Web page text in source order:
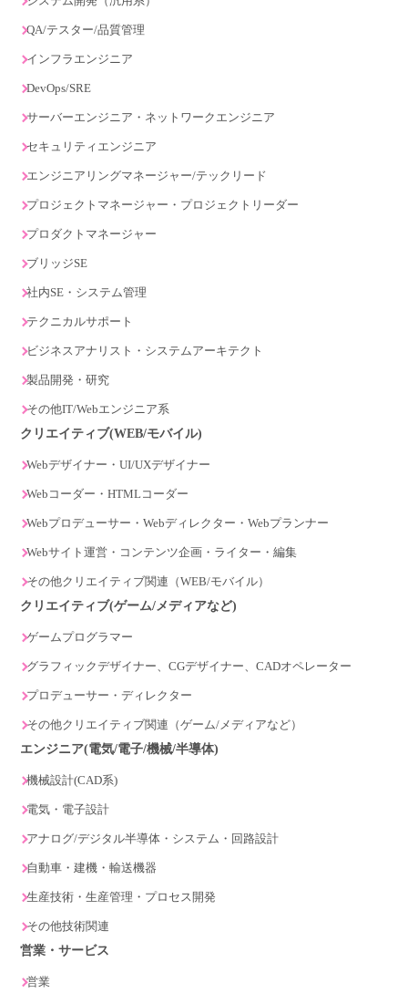
QA/テスター/品質管理
インフラエンジニア
DevOps/SRE
サーバーエンジニア・ネットワークエンジニア
セキュリティエンジニア
エンジニアリングマネージャー/テックリード
プロジェクトマネージャー・プロジェクトリーダー
プロダクトマネージャー
ブリッジSE
社内SE・システム管理
テクニカルサポート
ビジネスアナリスト・システムアーキテクト
製品開発・研究
その他IT/Webエンジニア系
クリエイティブ(WEB/モバイル)
Webデザイナー・UI/UXデザイナー
Webコーダー・HTMLコーダー
Webプロデューサー・Webディレクター・Webプランナー
Webサイト運営・コンテンツ企画・ライター・編集
その他クリエイティブ関連（WEB/モバイル）
クリエイティブ(ゲーム/メディアなど)
ゲームプログラマー
グラフィックデザイナー、CGデザイナー、CADオペレーター
プロデューサー・ディレクター
その他クリエイティブ関連（ゲーム/メディアなど）
エンジニア(電気/電子/機械/半導体)
機械設計(CAD系)
電気・電子設計
アナログ/デジタル半導体・システム・回路設計
自動車・建機・輸送機器
生産技術・生産管理・プロセス開発
その他技術関連
営業・サービス
営業